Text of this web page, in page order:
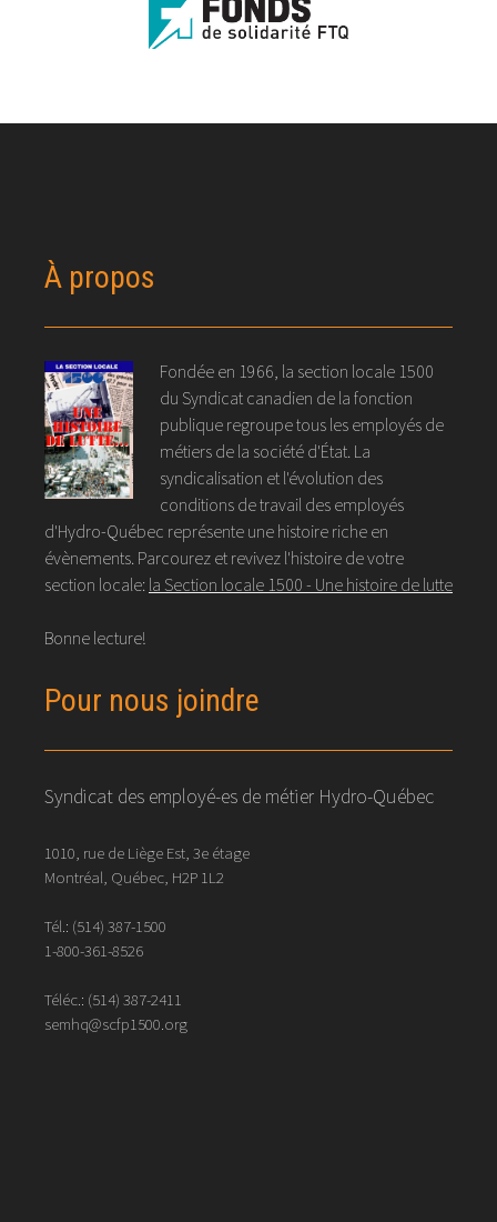
À propos
Fondée en 1966, la section locale 1500
du Syndicat canadien de la fonction
publique regroupe tous les employés de
métiers de la société d'État. La
syndicalisation et l'évolution des
conditions de travail des employés
d'Hydro-Québec représente une histoire riche en
évènements. Parcourez et revivez l'histoire de votre
section locale: la Section locale 1500 - Une histoire de lutte
Bonne lecture!
Pour nous joindre
Syndicat des employé-es de métier Hydro-Québec
1010, rue de Liège Est, 3e étage
Montréal, Québec, H2P 1L2
Tél.: (514) 387-1500
1-800-361-8526
Téléc.: (514) 387-2411
semhq@scfp1500.org